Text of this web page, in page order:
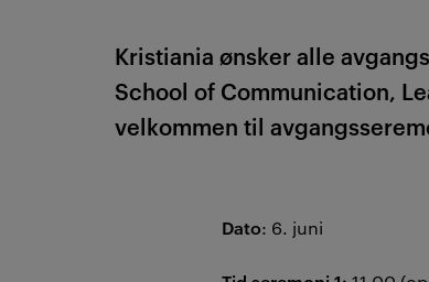
Kristiania ønsker alle
School of Communication,
velkommen til
Dato: 6. juni